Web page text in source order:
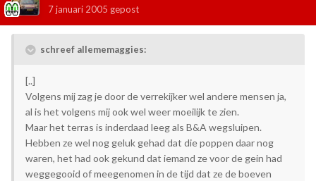
7 januari 2005 gepost
schreef allememaggies:
[..]
Volgens mij zag je door de verrekijker wel andere mensen ja,
al is het volgens mij ook wel weer moeilijk te zien.
Maar het terras is inderdaad leeg als B&A wegsluipen.
Hebben ze wel nog geluk gehad dat die poppen daar nog
waren, het had ook gekund dat iemand ze voor de gein had
weggegooid of meegenomen in de tijd dat ze de boeven